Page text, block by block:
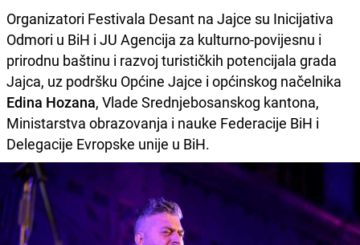
Organizatori Festivala Desant na Jajce su Inicijativa
Odmori u BiH i JU Agencija za kulturno-povijesnu i
prirodnu baštinu i razvoj turističkih potencijala grada
Jajca, uz podršku Općine Jajce i općinskog načelnika
Edina Hozana, Vlade Srednjebosanskog kantona,
Ministarstva obrazovanja i nauke Federacije BiH i
Delegacije Evropske unije u BiH.